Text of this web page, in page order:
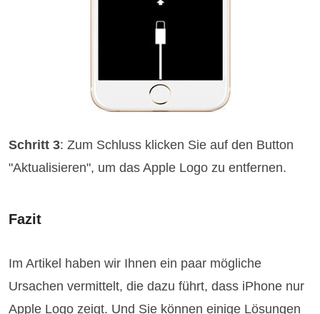
Schritt 3: Zum Schluss klicken Sie auf den Button
"Aktualisieren", um das Apple Logo zu entfernen.
Fazit
Im Artikel haben wir Ihnen ein paar mögliche
Ursachen vermittelt, die dazu führt, dass iPhone nur
Apple Logo zeigt. Und Sie können einige Lösungen